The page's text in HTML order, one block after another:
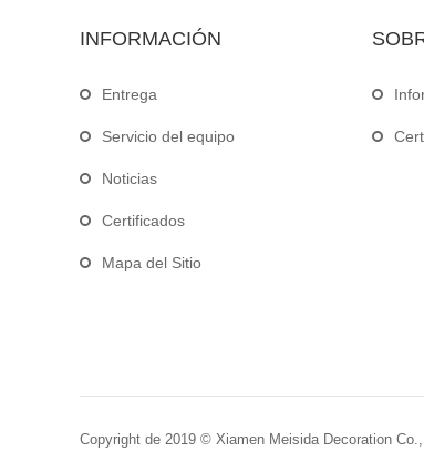
INFORMACIÓN
Entrega
Servicio del equipo
Noticias
Certificados
Mapa del Sitio
Copyright de 2019 © Xiamen Meisida Decoration